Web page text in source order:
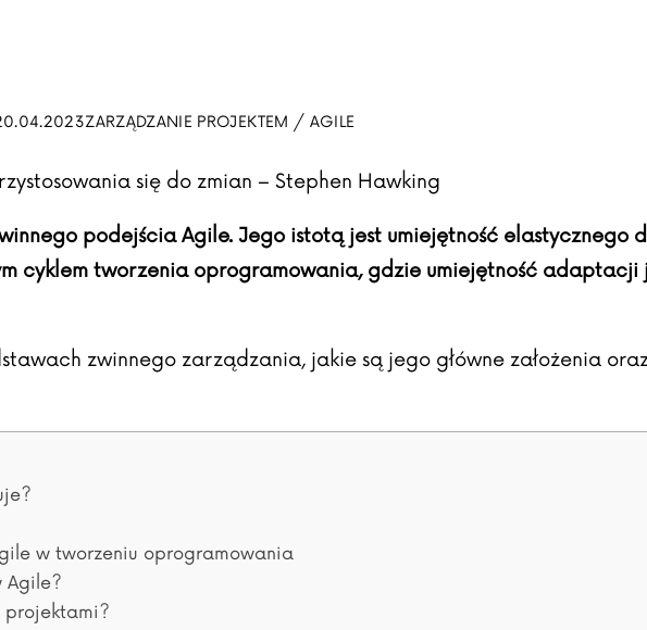
ZARZĄDZANIE PROJEKTEM / AGILE
się do zmian – Stephen Hawking
podejścia Agile. Jego istotą jest umiejętność elastycznego
cyklem tworzenia oprogramowania, gdzie umiejętność adaptacji
zwinnego zarządzania, jakie są jego główne założenia
w tworzeniu oprogramowania
Agile?
projektami?